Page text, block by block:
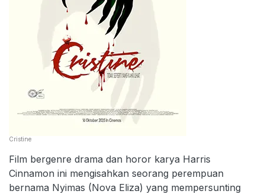
Cristine
Film bergenre drama dan horor karya Harris
Cinnamon ini mengisahkan seorang perempuan
bernama Nyimas (Nova Eliza) yang mempersunting